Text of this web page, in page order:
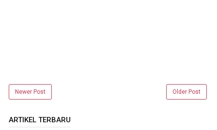
Newer Post Older Post
ARTIKEL TERBARU